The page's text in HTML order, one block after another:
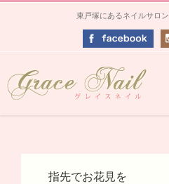
東戸塚にあるネイルサロ
指先でお花見を